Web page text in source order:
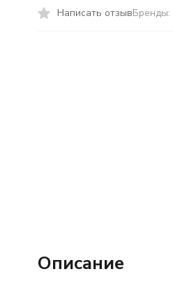
Написать отзывБренды:
Описание